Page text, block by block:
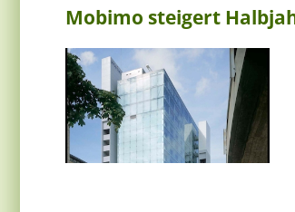
Mobimo steigert